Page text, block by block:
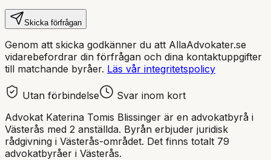
Skicka förfrågan
Genom att skicka godkänner du att AllaAdvokater.se
vidarebefordrar din förfrågan och dina kontaktuppgifter
till matchande byråer. Läs vår integritetspolicy
Utan förbindelse
Svar inom kort
Advokat Katerina Tomis Blissinger är en advokatbyrå i
Västerås med 2 anställda. Byrån erbjuder juridisk
rådgivning i Västerås-området. Det finns totalt 79
advokatbyråer i Västerås.